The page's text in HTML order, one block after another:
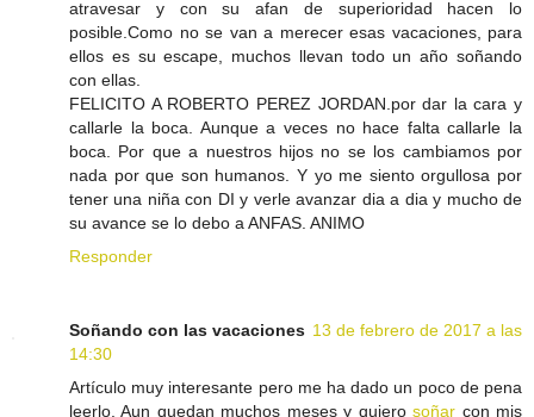
atravesar y con su afan de superioridad hacen lo
posible.Como no se van a merecer esas vacaciones, para
ellos es su escape, muchos llevan todo un año soñando
con ellas.
FELICITO A ROBERTO PEREZ JORDAN.por dar la cara y
callarle la boca. Aunque a veces no hace falta callarle la
boca. Por que a nuestros hijos no se los cambiamos por
nada por que son humanos. Y yo me siento orgullosa por
tener una niña con DI y verle avanzar dia a dia y mucho de
su avance se lo debo a ANFAS. ANIMO
Responder
Soñando con las vacaciones 13 de febrero de 2017 a las
14:30
Artículo muy interesante pero me ha dado un poco de pena
leerlo. Aun quedan muchos meses y quierosoñar con mis